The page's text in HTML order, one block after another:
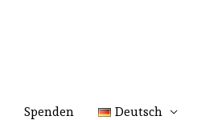
Spenden Deutsch